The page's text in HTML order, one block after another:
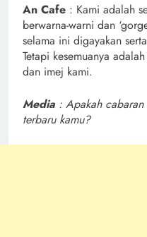
An Cafe : Kami adalah
berwarna-warni dan
selama ini digayakan
Tetapi kesemuanya
dan imej kami.
Media : Apakah
terbaru kamu?